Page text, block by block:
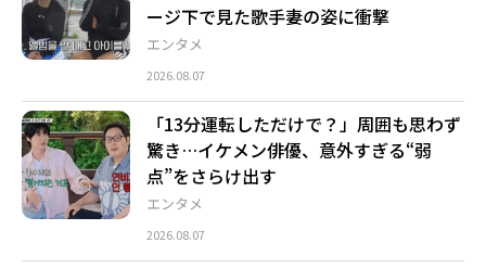
エンタメ
ージ下で見た歌手妻の姿に衝撃
2026.08.07
エンタメ
「13分運転しただけで？」周囲も思わず
驚き…イケメン俳優、意外すぎる“弱
点”をさらけ出す
2026.08.07